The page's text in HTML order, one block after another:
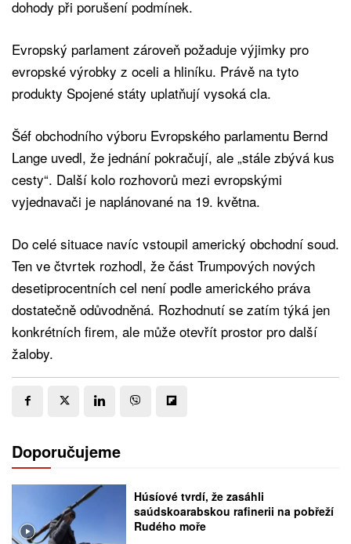
dohody při porušení podmínek.
Evropský parlament zároveň požaduje výjimky pro
evropské výrobky z oceli a hliníku. Právě na tyto
produkty Spojené státy uplatňují vysoká cla.
Šéf obchodního výboru Evropského parlamentu Bernd
Lange uvedl, že jednání pokračují, ale „stále zbývá kus
cesty“. Další kolo rozhovorů mezi evropskými
vyjednavači je naplánované na 19. května.
Do celé situace navíc vstoupil americký obchodní soud.
Ten ve čtvrtek rozhodl, že část Trumpových nových
desetiprocentních cel není podle amerického práva
dostatečně odůvodněná. Rozhodnutí se zatím týká jen
konkrétních firem, ale může otevřít prostor pro další
žaloby.
Doporučujeme
Húsíové tvrdí, že zasáhli
saúdskoarabskou rafinerii na pobřeží
Rudého moře